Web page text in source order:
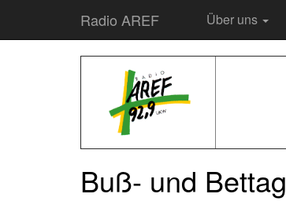
Radio AREF Über uns
Buß- und Bettag